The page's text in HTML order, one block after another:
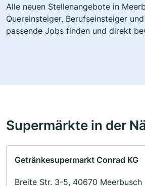
Alle neuen Stellenangebote in
Quereinsteiger, Berufseinsteiger
passende Jobs finden und direkt
Supermärkte in der
Getränkesupermarkt Conrad KG
Breite Str. 3-5, 40670 Meerbusch